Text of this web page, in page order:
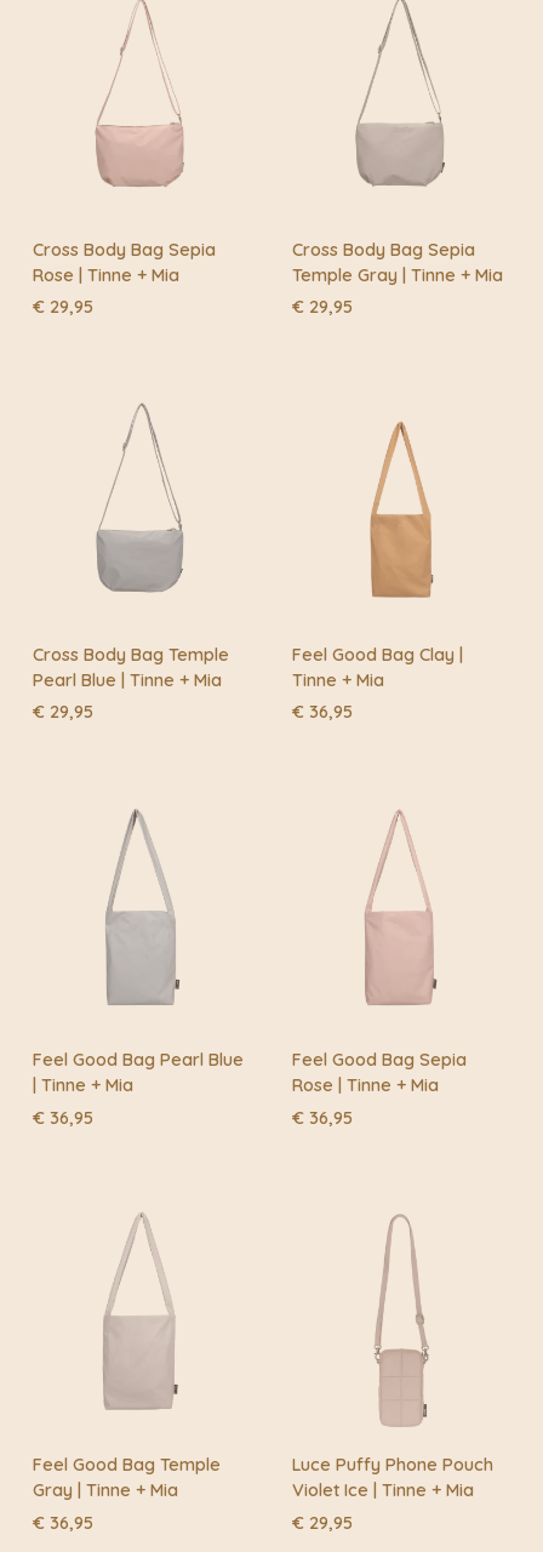
Cross Body Bag Sepia
Rose | Tinne + Mia
€ 29,95
Cross Body Bag Sepia
Temple Gray | Tinne + Mia
€ 29,95
Cross Body Bag Temple
Pearl Blue | Tinne + Mia
€ 29,95
Feel Good Bag Clay |
Tinne + Mia
€ 36,95
Feel Good Bag Pearl Blue
| Tinne + Mia
€ 36,95
Feel Good Bag Sepia
Rose | Tinne + Mia
€ 36,95
Feel Good Bag Temple
Gray | Tinne + Mia
€ 36,95
Luce Puffy Phone Pouch
Violet Ice | Tinne + Mia
€ 29,95